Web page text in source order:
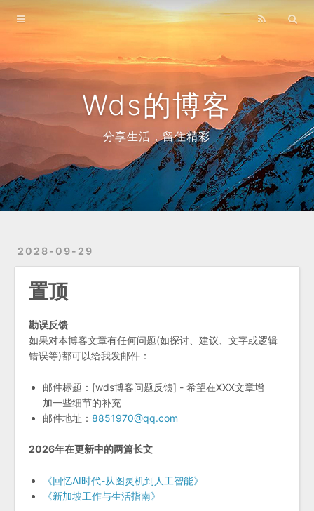
Wds的博客
分享生活，留住精彩
2028-09-29
置顶
勘误反馈
如果对本博客文章有任何问题(如探讨、建议、文字或逻辑
错误等)都可以给我发邮件：
邮件标题：[wds博客问题反馈] - 希望在XXX文章增
加一些细节的补充
邮件地址： 8851970@qq.com
2026年在更新中的两篇长文
《回忆AI时代-从图灵机到人工智能》
《新加坡工作与生活指南》
Home